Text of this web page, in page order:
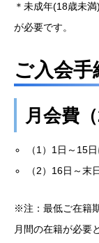
＊未成年(18歳未
が必要です。
ご入会
月会費
（1）1日～15
（2）16日～末
※注：最低ご在籍
月間の在籍が必要